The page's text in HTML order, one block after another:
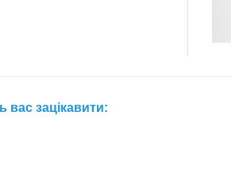
вас зацікавити: